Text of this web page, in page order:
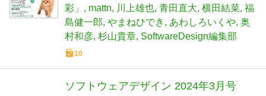
彩」
mattn 川上雄也 青田直大 横田結菜 福
島健一郎 やまねひでき あわしろいくや 奥
村和彦 杉山貴章 SoftwareDesign編集部
10
ソフトウェアデザイン 2024年3月号